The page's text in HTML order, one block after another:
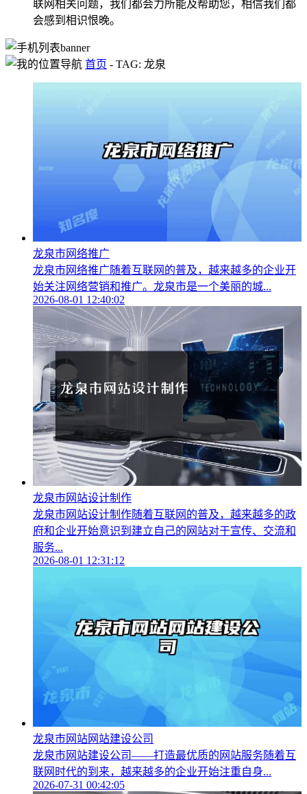
联网相关问题，我们都会力所能及帮助您，相信我们都
会感到相识恨晚。
首页 - TAG: 龙泉
龙泉市网络推广
龙泉市网络推广随着互联网的普及，越来越多的企业开
始关注网络营销和推广。龙泉市是一个美丽的城...
2026-08-01 12:40:02
龙泉市网站设计制作
龙泉市网站设计制作随着互联网的普及，越来越多的政
府和企业开始意识到建立自己的网站对于宣传、交流和
服务...
2026-08-01 12:31:12
龙泉市网站网站建设公司
龙泉市网站建设公司——打造最优质的网站服务随着互
联网时代的到来，越来越多的企业开始注重自身...
2026-07-31 00:42:05